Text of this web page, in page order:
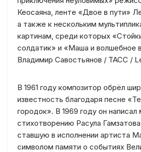
Кеосаяна, ленте «Двое в пути»
а также к нескольким
картинам, среди которых
солдатик» и «Маша и волшебное
Владимир Савостьянов / ТАСС /
В 1961 году композитор обрёл
известность благодаря песне
городок». В 1969 году он
стихотворению Расула
ставшую в исполнении артиста
символом памяти о событиях